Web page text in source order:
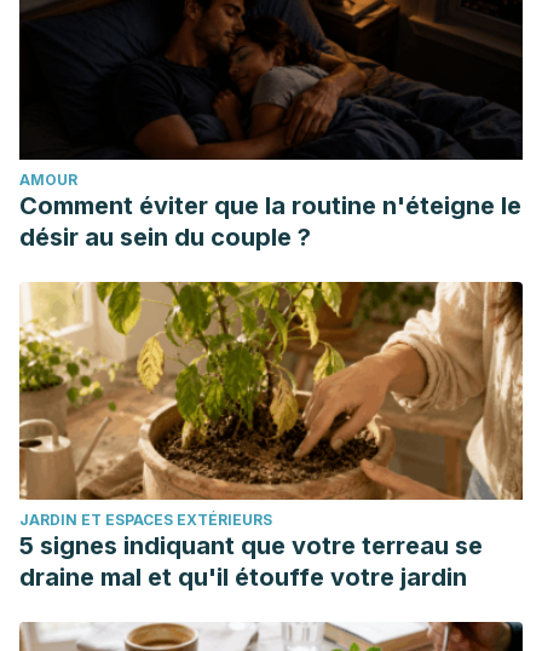
American College of Physicians and the American Pain
Society. Annals of Internal Medicine, 147, 478-491
annals.org/article.aspx?
articleid=736814&issueno=7&atab=10
Daul, R. (2005). Easy exercise program for low back pain
relief
spine-health.com/wellness/exercise/strengthening-
exercise-program-low-back-pain-relief
Van Tulder, M., Malmivaara, A., Esmail, R., & Koes, B. (2000).
Exercise therapy for low back pain: A systematic review
within the framework of the Cochrane Collaboration Back
Review Group. Spine, 25(21), 2784-2796
luzimarteixeira.com.br/wp-
content/uploads/2010/07/exercise-therapy-for-low-back-
pain.pdf
AMOUR
Comment éviter que la routine n'éteigne le
désir au sein du couple ?
JARDIN ET ESPACES EXTÉRIEURS
5 signes indiquant que votre terreau se
draine mal et qu'il étouffe votre jardin